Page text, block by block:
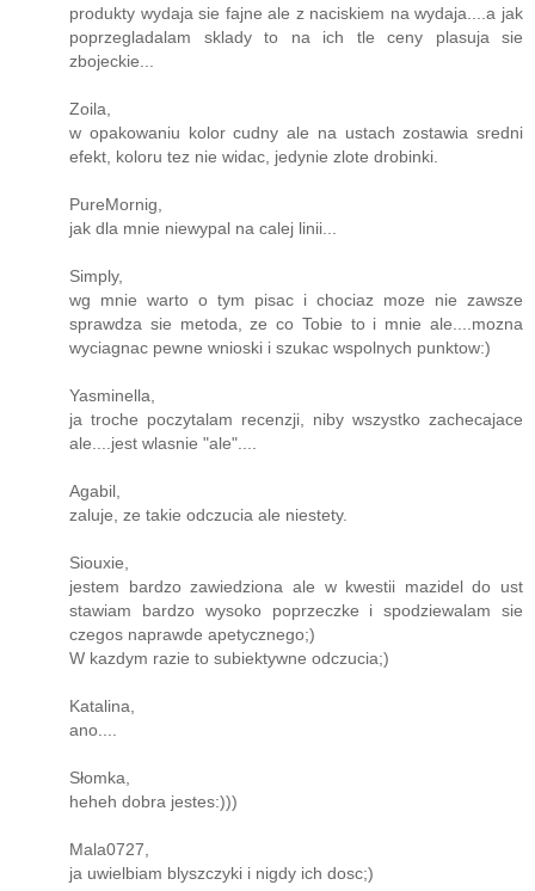
produkty wydaja sie fajne ale z naciskiem na wydaja....a jak
poprzegladalam sklady to na ich tle ceny plasuja sie
zbojeckie...
Zoila,
w opakowaniu kolor cudny ale na ustach zostawia sredni
efekt, koloru tez nie widac, jedynie zlote drobinki.
PureMornig,
jak dla mnie niewypal na calej linii...
Simply,
wg mnie warto o tym pisac i chociaz moze nie zawsze
sprawdza sie metoda, ze co Tobie to i mnie ale....mozna
wyciagnac pewne wnioski i szukac wspolnych punktow:)
Yasminella,
ja troche poczytalam recenzji, niby wszystko zachecajace
ale....jest wlasnie "ale"....
Agabil,
zaluje, ze takie odczucia ale niestety.
Siouxie,
jestem bardzo zawiedziona ale w kwestii mazidel do ust
stawiam bardzo wysoko poprzeczke i spodziewalam sie
czegos naprawde apetycznego;)
W kazdym razie to subiektywne odczucia;)
Katalina,
ano....
Słomka,
heheh dobra jestes:)))
Mala0727,
ja uwielbiam blyszczyki i nigdy ich dosc;)